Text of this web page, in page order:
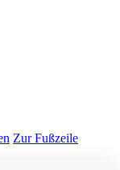
Zur Fußzeile